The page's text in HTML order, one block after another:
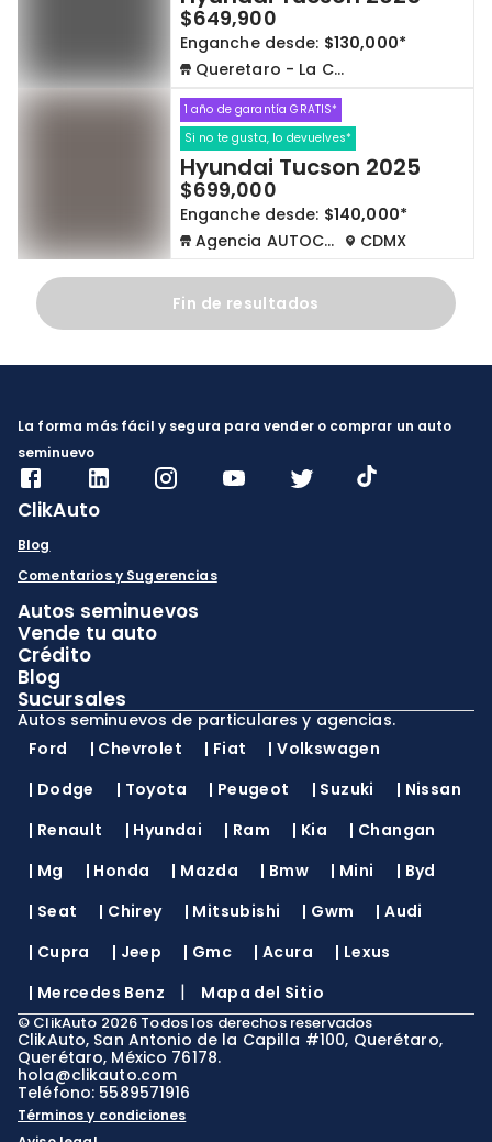
$649,900
Enganche desde: $130,000*
Queretaro - La Capilla
1 año de garantía GRATIS*
Si no te gusta, lo devuelves*
Hyundai Tucson 2025
$699,000
Enganche desde: $140,000*
Agencia AUTOCOM
CDMX
Fin de resultados
La forma más fácil y segura para vender o comprar un auto
seminuevo
ClikAuto
Blog
Comentarios y Sugerencias
Autos seminuevos
Vende tu auto
Crédito
Blog
Sucursales
Autos seminuevos de particulares y agencias.
Ford
| Chevrolet | Fiat |Volkswagen
| Dodge | Toyota | Peugeot | Suzuki | Nissan
| Renault | Hyundai | Ram | Kia | Changan
| Mg | Honda | Mazda | Bmw | Mini | Byd
| Seat | Chirey | Mitsubishi | Gwm |Audi
| Cupra | Jeep | Gmc |Acura | Lexus
| Mercedes Benz | Mapa del Sitio
© ClikAuto 2026 Todos los derechos reservados
ClikAuto, San Antonio de la Capilla #100, Querétaro,
Querétaro, México 76178.
hola@clikauto.com
Teléfono: 5589571916
Términos y condiciones